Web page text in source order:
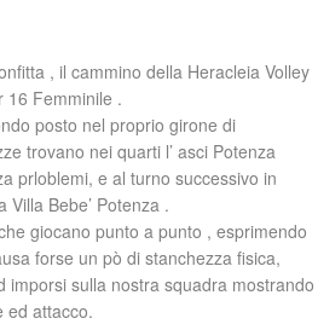
, il cammino della Heracleia Volley
16 Femminile .
posto nel proprio girone di
trovano nei quarti l’ asci Potenza
prloblemi, e al turno successivo in
Bebe’ Potenza .
giocano punto a punto , esprimendo
forse un pò di stanchezza fisica,
imporsi sulla nostra squadra mostrando
ed attacco.